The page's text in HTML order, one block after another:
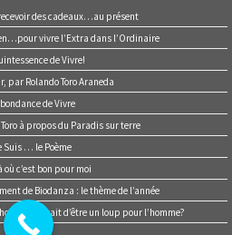
recevoir des cadeaux…au présent
vivre l’Extra dans l’Ordinaire
de Vivre!
par Rolando Toro Araneda
de Vivre
Toro à propos du Paradis sur terre
Suis … le Poème
où c’est bon pour moi
de Biodanza : le thème de l’année
cessait d’être un loup pour l’homme?